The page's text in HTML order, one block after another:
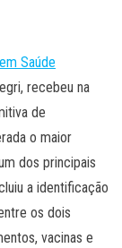
Saúde
recebeu na
de
o maior
dos principais
a identificação
os dois
vacinas e